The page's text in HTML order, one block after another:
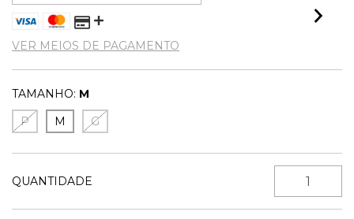
VER MEIOS DE PAGAMENTO
TAMANHO: M
P
M G
QUANTIDADE